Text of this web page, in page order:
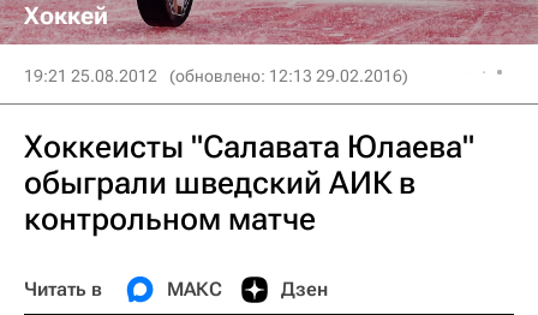
Хоккей
19:21 25.08.2012 (обновлено: 12:13 29.02.2016)
Хоккеисты "Салавата Юлаева"
обыграли шведский АИК в
контрольном матче
Читать в МАКС Дзен